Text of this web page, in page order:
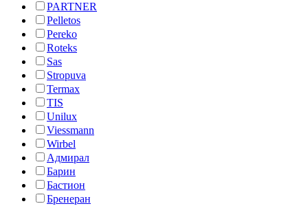
PARTNER
Pelletos
Pereko
Roteks
Sas
Stropuva
Termax
TIS
Unilux
Viessmann
Wirbel
Адмирал
Барин
Бастион
Бренеран